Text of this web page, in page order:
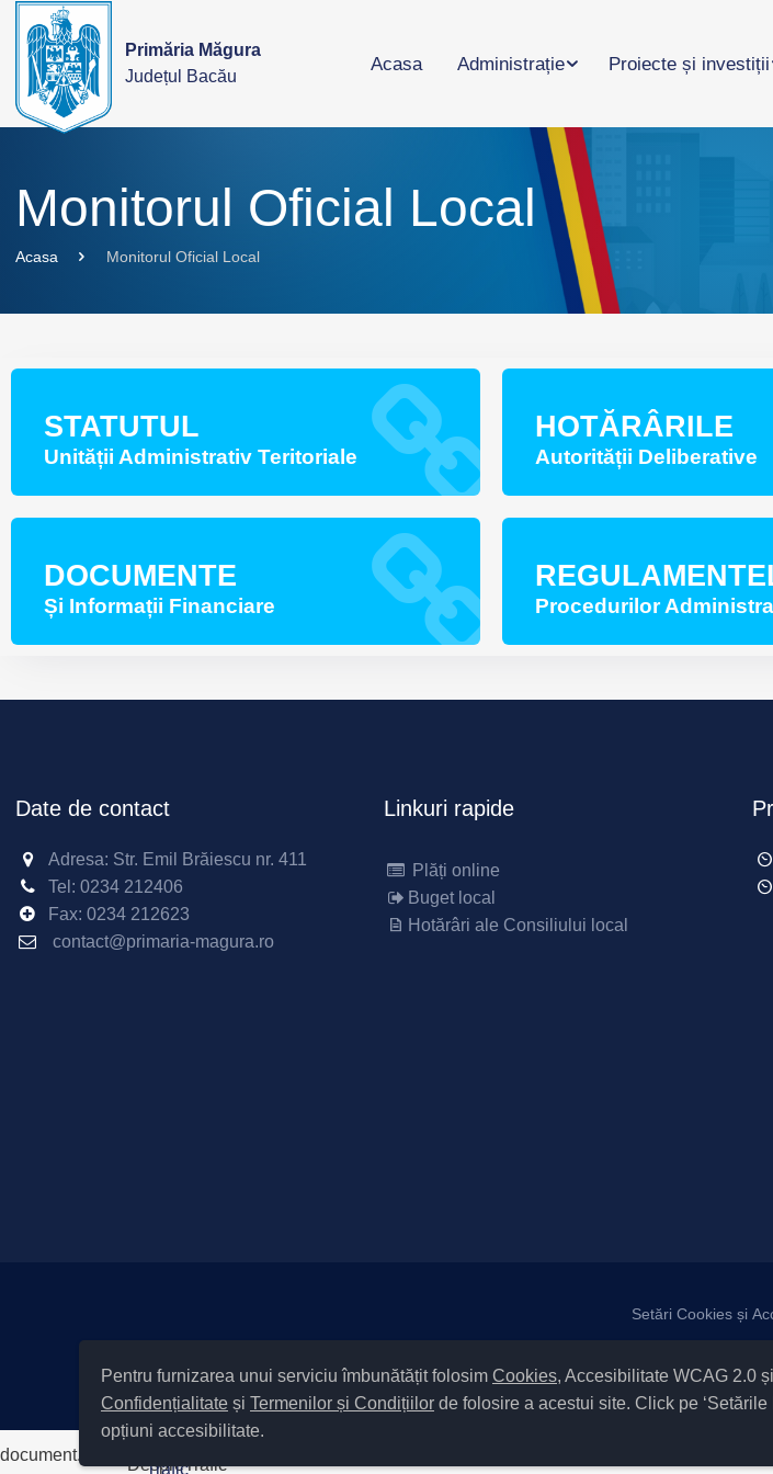
Pentru furnizarea unui serviciu îmbunătățit folosim Cookies, Accesibilitate WCAG 2.0
Confidențialitate și Termenilor și Condițiilor de folosire a acestui site. Click pe
opțiuni accesibilitate.
Primăria Măgura
Județul Bacău
Acasa Administrație Proiecte și investiții
Monitorul Oficial Local
Acasa Monitorul Oficial Local
STATUTUL
Unității Administrativ Teritoriale
HOTĂRÂRILE
Autorității Deliberative
DOCUMENTE
Și Informații Financiare Procedurilor
Date de contact
Adresa: Str. Emil Brăiescu nr. 411
Tel: 0234 212406
Fax: 0234 212623
contact@primaria-magura.ro
Linkuri rapide
Plăți online
Buget local
Hotărâri ale Consiliului local
Setări Cookies și
Cod Județ 4 / Județul Bacău / Tipul UAT – 14 – C – Comună /
Copyright © 2022 Primăria
document.write('